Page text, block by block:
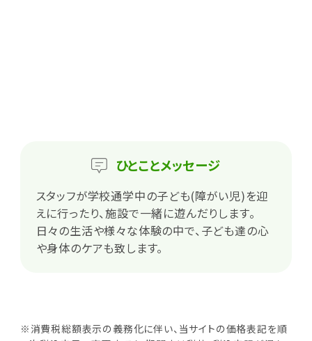
ひとことメッセージ
スタッフが学校通学中の子ども(障がい児)を迎
えに行ったり、施設で一緒に遊んだりします。
日々の生活や様々な体験の中で、子ども達の心
や身体のケアも致します。
※消費税総額表示の義務化に伴い、当サイトの価格表記を順